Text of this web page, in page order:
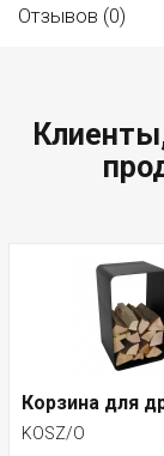
Отзывов (0)
Корзина для
KOSZ/O